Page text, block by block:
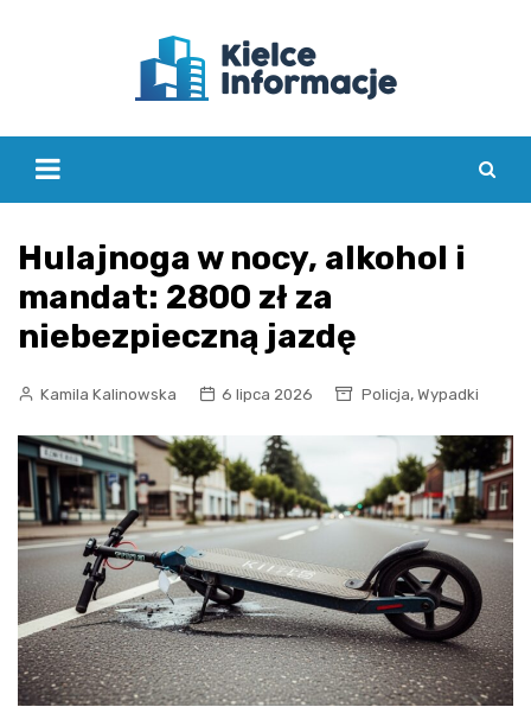
Hulajnoga w nocy, alkohol i
mandat: 2800 zł za
niebezpieczną jazdę
Kamila Kalinowska 6 lipca 2026 Policja, Wypadki